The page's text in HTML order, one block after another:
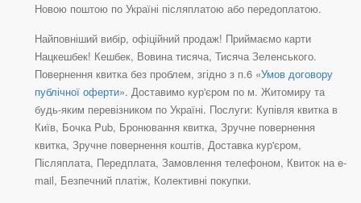
Новою поштою по Україні післяплатою або передоплатою.
Найповніший вибір, офіційний продаж! Приймаємо карти
Нацкешбек! Кешбек, Вовина тисяча, Тисяча Зеленського.
Повернення квитка без проблем, згідно з п.6 «Умов договору
публічної оферти». Доставимо кур'єром по м. Житомиру та
будь-яким перевізником по Україні. Послуги: Купівля квитка в
Київ, Бочка Pub, Бронювання квитка, Зручне повернення
квитка, Зручне повернення коштів, Доставка кур'єром,
Післяплата, Передплата, Замовлення телефоном, Квиток на e-
mail, Безпечний платіж, Колективні покупки.